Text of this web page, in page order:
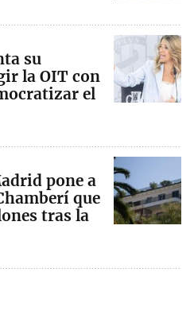
su
la OIT con
el
pone a
que
tras la